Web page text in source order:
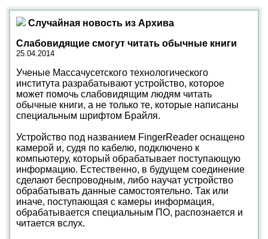
Случайная новость из Архива
Слабовидящие смогут читать обычные книги
25.04.2014
Ученые Массачусетского технологического
института разрабатывают устройство, которое
может помочь слабовидящим людям читать
обычные книги, а не только те, которые написаны
специальным шрифтом Брайля.
Устройство под названием FingerReader оснащено
камерой и, судя по кабелю, подключено к
компьютеру, который обрабатывает поступающую
информацию. Естественно, в будущем соединение
сделают беспроводным, либо научат устройство
обрабатывать данные самостоятельно. Так или
иначе, поступающая с камеры информация,
обрабатывается специальным ПО, распознается и
читается вслух.